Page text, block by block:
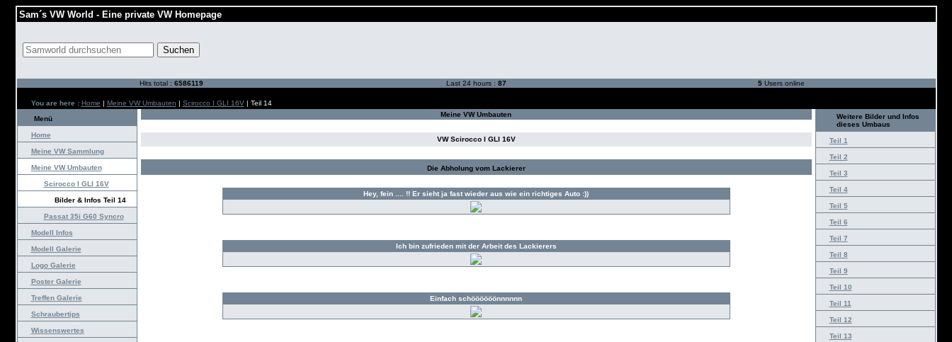
Sam´s VW World - Eine private VW Homepage
Hits total : 6586119 Last 24 hours : 87 5Users online
You are here : Home | Meine VW Umbauten | Scirocco I GLI 16V| Teil 14
Menü
Home
Meine VW Sammlung
Meine VW Umbauten
Scirocco I GLI 16V
Bilder & Infos Teil 14
Passat 35i G60 Syncro
Modell Infos
Modell Galerie
Logo Galerie
Poster Galerie
Treffen Galerie
Schraubertips
Wissenswertes
Meine VW Umbauten
VW Scirocco I GLI 16V
Die Abholung vom Lackierer
Hey, fein .... !! Er sieht ja fast wieder aus wie ein richtiges Auto :))
Ich bin zufrieden mit der Arbeit des Lackierers
Einfach schöööööönnnnnn
Weitere Bilder und Infos
dieses Umbaus
Teil 1
Teil 2
Teil 3
Teil 4
Teil 5
Teil 6
Teil 7
Teil 8
Teil 9
Teil 10
Teil 11
Teil 12
Teil 13